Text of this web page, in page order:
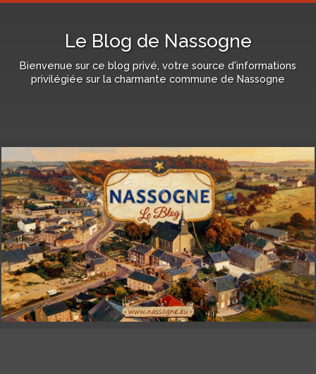
Le Blog de Nassogne
Bienvenue sur ce blog privé, votre source d'informations
privilégiée sur la charmante commune de Nassogne